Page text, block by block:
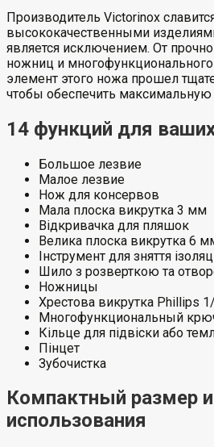
Производитель Victorinox
высококачественными
является исключением. От
ножниц и
элемент этого ножа прошел
чтобы обеспечить максимальную
14 функций для
Большое лезвие
Малое лезвие
Нож для консервов
Мала плоска викрутка 3 мм
Відкривачка для пляшок
Велика плоска викрутка 6
Інструмент для зняття
Шило з розверткою та
Ножницы
Хрестова викрутка Phillips
Многофункциональный
Кільце для підвіски або
Пінцет
Зубочистка
Компактный размер
использования